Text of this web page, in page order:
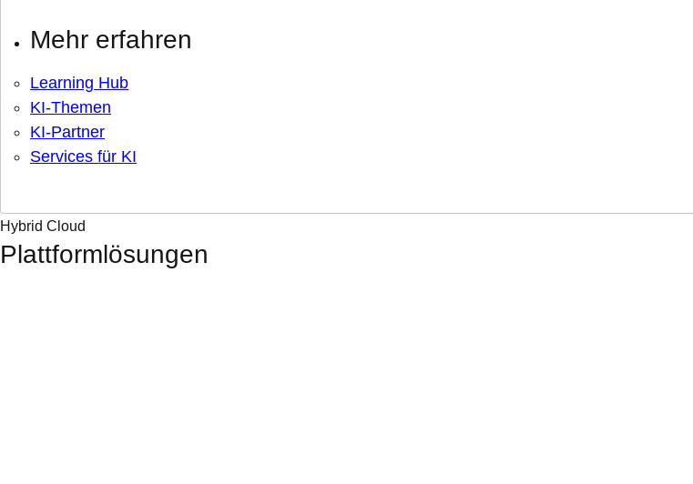
Mehr erfahren
Learning Hub
KI-Themen
KI-Partner
Services für KI
Hybrid Cloud
Plattformlösungen